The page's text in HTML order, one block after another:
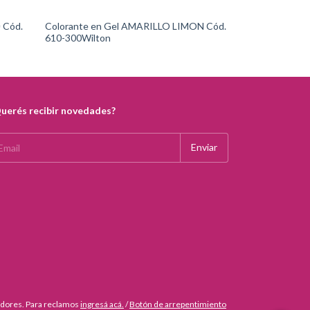
Cód.
Colorante en Gel AMARILLO LIMON Cód.
610-300Wilton
recibir novedades?
Para reclamosingresá acá. /Botón de arrepentimiento